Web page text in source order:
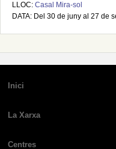
LLOC: Casal Mira-sol
DATA: Del 30 de juny al 27 de
Inici
La Xarxa
Centres